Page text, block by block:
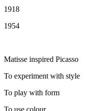
1918
1954
Matisse inspired Picasso
To experiment with style
To play with form
To use colour